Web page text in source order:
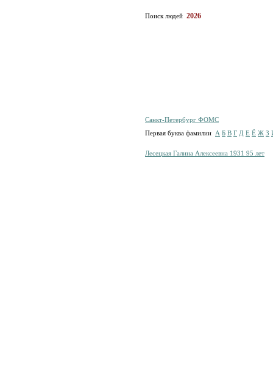
Поиск людей 2026
Санкт-Петербург ФОМС
Первая буква фамилии А Б В Г Д Е Ё Ж З
Лесецкая Галина Алексеевна 1931 95 лет